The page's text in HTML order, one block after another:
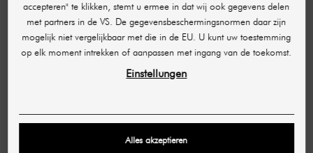
accepteren" te klikken, stemt u ermee in dat wij ook gegevens delen
met partners in de VS. De gegevensbeschermingsnormen daar zijn
mogelijk niet vergelijkbaar met die in de EU. U kunt uw toestemming
op elk moment intrekken of aanpassen met ingang van de toekomst.
Einstellungen
Alles akzeptieren